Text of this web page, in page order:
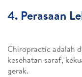
4. Perasaan
Chiropractic adalah
kesehatan saraf,
gerak.